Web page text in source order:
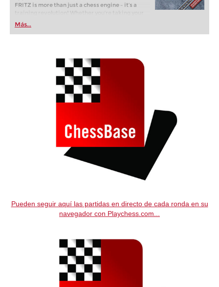
FRITZ is more than just a chess engine – it’s a
training revolution! Whether you’re taking your
first steps into the world of club chess, or already
playing at a tournament level: with FRITZ, you can
train more efficiently, intelligently and with a
Más...
Pueden seguir aquí las partidas en directo de cada ronda en su
navegador con Playchess.com...